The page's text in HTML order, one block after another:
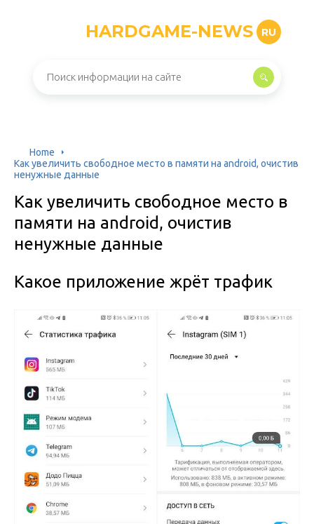
HARDGAME-NEWS RU
Home
Как увеличить свободное место в памяти на android, очистив
ненужные данные
Как увеличить свободное место в
памяти на android, очистив
ненужные данные
Какое приложение жрёт трафик